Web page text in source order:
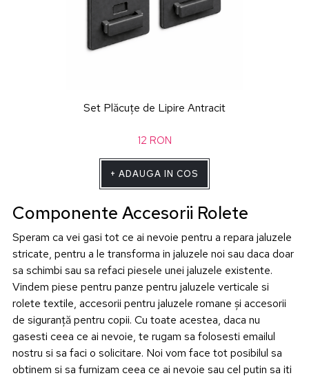
Set Plăcuțe de Lipire Antracit
12 RON
+ ADAUGA IN COS
Componente Accesorii Rolete
Speram ca vei gasi tot ce ai nevoie pentru a repara jaluzele
stricate, pentru a le transforma in jaluzele noi sau daca doar
sa schimbi sau sa refaci piesele unei jaluzele existente.
Vindem piese pentru panze pentru jaluzele verticale si
rolete textile, accesorii pentru jaluzele romane și accesorii
de siguranță pentru copii. Cu toate acestea, daca nu
gasesti ceea ce ai nevoie, te rugam sa folosesti emailul
nostru si sa faci o solicitare. Noi vom face tot posibilul sa
obtinem si sa furnizam ceea ce ai nevoie sau cel putin sa iti